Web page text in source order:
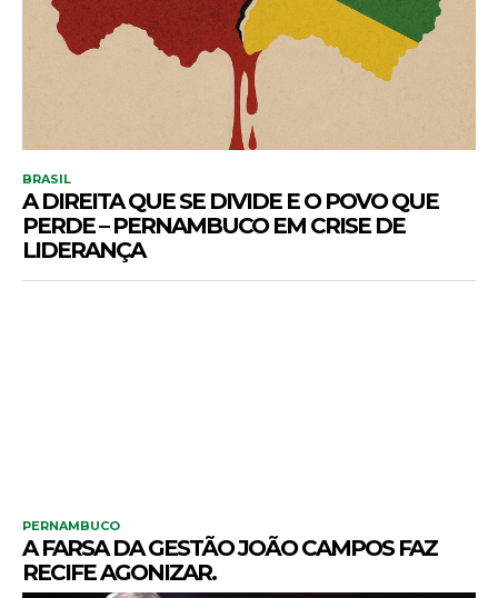
BRASIL
A DIREITA QUE SE DIVIDE E O POVO QUE
PERDE – PERNAMBUCO EM CRISE DE
LIDERANÇA
PERNAMBUCO
A FARSA DA GESTÃO JOÃO CAMPOS FAZ
RECIFE AGONIZAR.